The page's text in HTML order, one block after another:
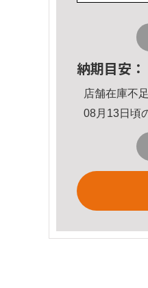
納期目安：
店舗在庫不
08月13日頃